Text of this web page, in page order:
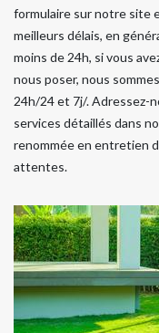
formulaire sur notre site
meilleurs délais, en
moins de 24h, si vous
nous poser, nous
24h/24 et 7j/. Adressez-
services détaillés dans
renommée en entretien
attentes.